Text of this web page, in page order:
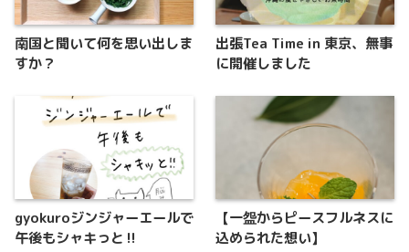
南国と聞いて何を思い出しま
すか？
出張Tea Time in 東京、無事
に開催しました
gyokuroジンジャーエールで
午後もシャキっと‼
【一盌からピースフルネスに
込められた想い】